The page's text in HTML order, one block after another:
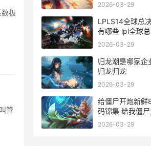
极
管
2026-03-29
LPLS14全球总
有哪些 lpl全球
20214强
2026-03-29
归龙潮是哪家企
归龙归龙
2026-03-29
给僵尸开炮新鲜
码锦集 给我僵
2026-03-29